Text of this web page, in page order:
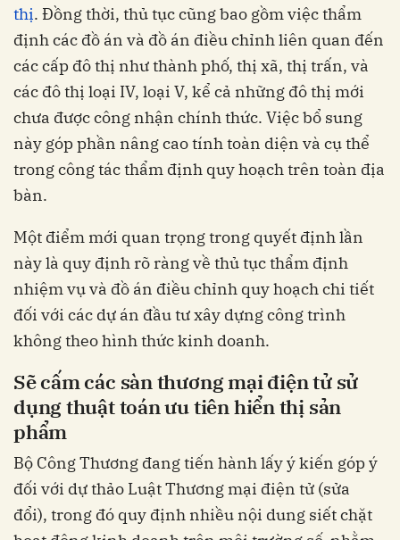
thị. Đồng thời, thủ tục cũng bao gồm việc thẩm
định các đồ án và đồ án điều chỉnh liên quan đến
các cấp đô thị như thành phố, thị xã, thị trấn, và
các đô thị loại IV, loại V, kể cả những đô thị mới
chưa được công nhận chính thức. Việc bổ sung
này góp phần nâng cao tính toàn diện và cụ thể
trong công tác thẩm định quy hoạch trên toàn địa
bàn.
Một điểm mới quan trọng trong quyết định lần
này là quy định rõ ràng về thủ tục thẩm định
nhiệm vụ và đồ án điều chỉnh quy hoạch chi tiết
đối với các dự án đầu tư xây dựng công trình
không theo hình thức kinh doanh.
Sẽ cấm các sàn thương mại điện tử sử
dụng thuật toán ưu tiên hiển thị sản
phẩm
Bộ Công Thương đang tiến hành lấy ý kiến góp ý
đối với dự thảo Luật Thương mại điện tử (sửa
đổi), trong đó quy định nhiều nội dung siết chặt